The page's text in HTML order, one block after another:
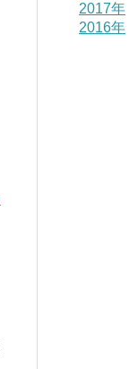
2017年
2016年